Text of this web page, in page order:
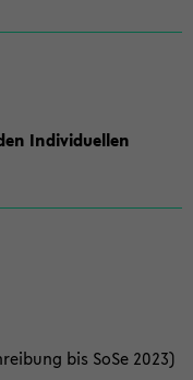
Individuellen
bis SoSe 2023)